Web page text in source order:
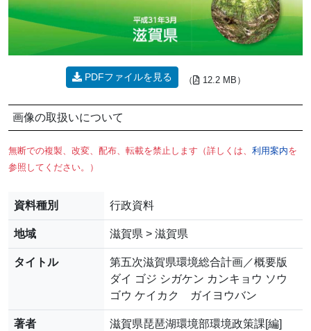
PDFファイルを見る （ 12.2 MB）
画像の取扱いについて
無断での複製、改変、配布、転載を禁止します（詳しくは、 利用案内を
参照してください。）
資料種別 行政資料
地域 滋賀県 > 滋賀県
タイトル
第五次滋賀県環境総合計画／概要版
ダイ ゴジ シガケン カンキョウ ソウ
ゴウ ケイカク ガイヨウバン
著者 滋賀県琵琶湖環境部環境政策課[編]